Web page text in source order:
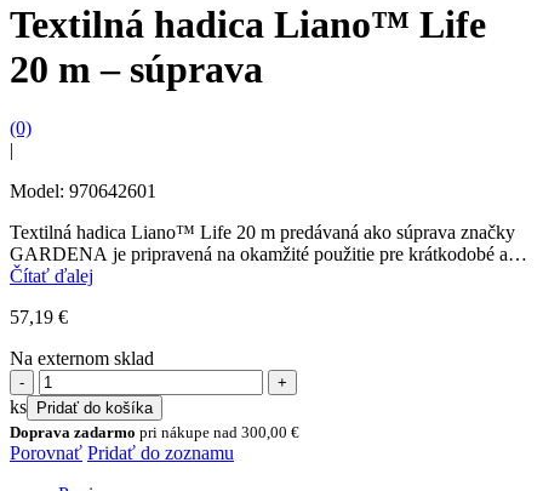
Textilná hadica Liano™ Life
20 m – súprava
(0)
|
Model: 970642601
Textilná hadica Liano™ Life 20 m predávaná ako súprava značky
GARDENA je pripravená na okamžité použitie pre krátkodobé a
strednodobé zavlažovanie alebo pre jednoduché upratovacie...
Čítať ďalej
57,19 €
Na externom sklad
množstvo
Textilná
hadica
Liano™
Life
ks
Pridať do košíka
Doprava zadarmo pri nákupe nad 300,00 €
Porovnať Pridať do zoznamu